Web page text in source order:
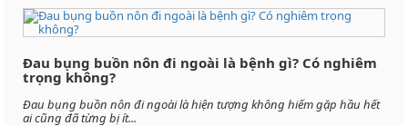
Đau bụng buồn nôn đi ngoài là bệnh gì? Có nghiêm
trọng không?
Đau bụng buồn nôn đi ngoài là hiện tượng không hiếm gặp hầu hết
ai cũng đã từng bị ít...